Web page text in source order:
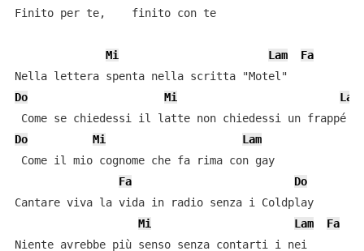
Finito per te,    finito con te
Mi Lam
Fa
Do
Mi
Lam
Come se chiedessi il latte non chiedessi un frappé
Do
Mi
Lam
Come il mio cognome che fa rima con gay
Fa
Do
Cantare viva la vida in radio senza i Coldplay
Mi
Lam
Fa
Niente avrebbe più senso senza contarti i nei